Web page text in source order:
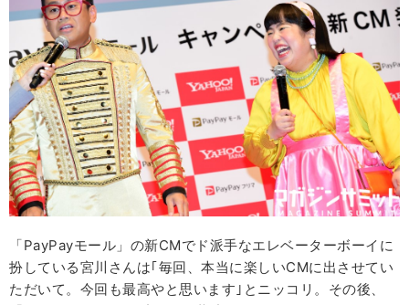
「PayPayモール」の新CMでド派手なエレベーターボーイに
扮している宮川さんは｢毎回、本当に楽しいCMに出させてい
ただいて。今回も最高やと思います｣とニッコリ。その後、